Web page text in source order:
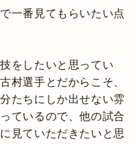
一番見てもらいたい点
をしたいと思ってい
村選手とだからこそ、
たちにしか出せない雰
ているので、他の試合
見ていただきたいと思